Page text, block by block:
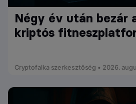
Négy év után bezár
kriptós
Cryptofalka szerkesztőség • 2026.